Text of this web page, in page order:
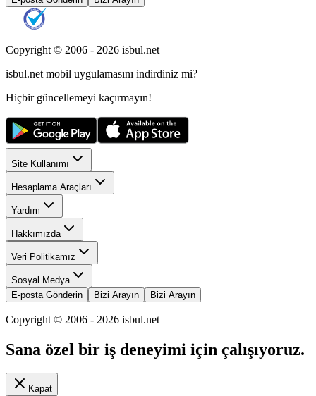
Copyright © 2006 - 2026 isbul.net
isbul.net mobil uygulamasını indirdiniz mi?
Hiçbir güncellemeyi kaçırmayın!
Site Kullanımı
Hesaplama Araçları
Yardım
Hakkımızda
Veri Politikamız
Sosyal Medya
E-posta Gönderin
Bizi Arayın Bizi Arayın
Copyright © 2006 - 2026 isbul.net
Sana özel bir iş deneyimi için çalışıyoruz.
Kapat